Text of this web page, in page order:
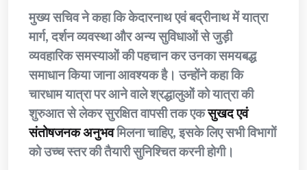
मुख्य सचिव ने कहा कि केदारनाथ एवं बद्रीनाथ में यात्रा
मार्ग, दर्शन व्यवस्था और अन्य सुविधाओं से जुड़ी
व्यवहारिक समस्याओं की पहचान कर उनका समयबद्ध
समाधान किया जाना आवश्यक है। उन्होंने कहा कि
चारधाम यात्रा पर आने वाले श्रद्धालुओं को यात्रा की
शुरुआत से लेकर सुरक्षित वापसी तक एकसुखद एवं
संतोषजनक अनुभवमिलना चाहिए, इसके लिए सभी विभागों
को उच्च स्तर की तैयारी सुनिश्चित करनी होगी।